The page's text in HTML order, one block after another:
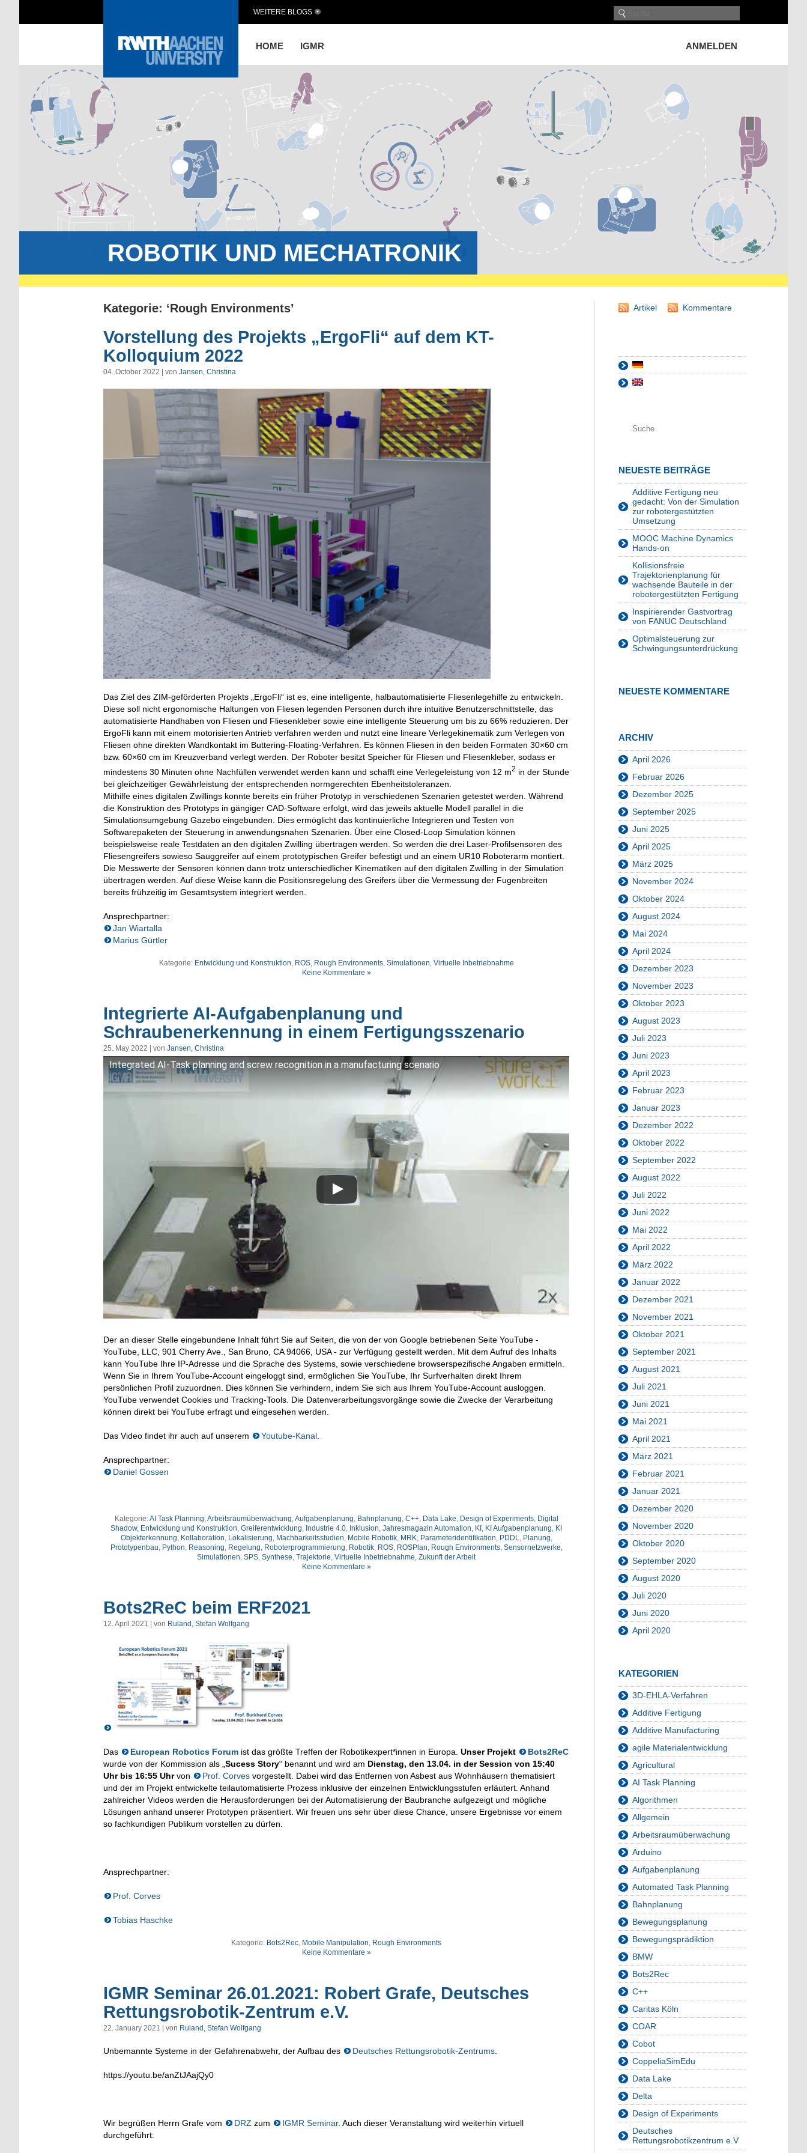
HOME IGMR ANMELDEN
WEITERE BLOGS
ROBOTIK UND MECHATRONIK
Kategorie: ‘Rough Environments’
Vorstellung des Projekts „ErgoFli“ auf dem KT-
Kolloquium 2022
04. October 2022 | von Jansen, Christina
Das Ziel des ZIM-geförderten Projekts „ErgoFli“ ist es, eine intelligente, halbautomatisierte Fliesenlegehilfe zu entwickeln.
Diese soll nicht ergonomische Haltungen von Fliesen legenden Personen durch ihre intuitive Benutzerschnittstelle, das
automatisierte Handhaben von Fliesen und Fliesenkleber sowie eine intelligente Steuerung um bis zu 66% reduzieren. Der
ErgoFli kann mit einem motorisierten Antrieb verfahren werden und nutzt eine lineare Verlegekinematik zum Verlegen von
Fliesen ohne direkten Wandkontakt im Buttering-Floating-Verfahren. Es können Fliesen in den beiden Formaten 30×60 cm
bzw. 60×60 cm im Kreuzverband verlegt werden. Der Roboter besitzt Speicher für Fliesen und Fliesenkleber, sodass er
mindestens 30 Minuten ohne Nachfüllen verwendet werden kann und schafft eine Verlegeleistung von 12 m2 in der Stunde
bei gleichzeitiger Gewährleistung der entsprechenden normgerechten Ebenheitstoleranzen.
Mithilfe eines digitalen Zwillings konnte bereits ein früher Prototyp in verschiedenen Szenarien getestet werden. Während
die Konstruktion des Prototyps in gängiger CAD-Software erfolgt, wird das jeweils aktuelle Modell parallel in die
Simulationsumgebung Gazebo eingebunden. Dies ermöglicht das kontinuierliche Integrieren und Testen von
Softwarepaketen der Steuerung in anwendungsnahen Szenarien. Über eine Closed-Loop Simulation können
beispielsweise reale Testdaten an den digitalen Zwilling übertragen werden. So werden die drei Laser-Profilsensoren des
Fliesengreifers sowieso Sauggreifer auf einem prototypischen Greifer befestigt und an einem UR10 Roboterarm montiert.
Die Messwerte der Sensoren können dann trotz unterschiedlicher Kinematiken auf den digitalen Zwilling in der Simulation
übertragen werden. Auf diese Weise kann die Positionsregelung des Greifers über die Vermessung der Fugenbreiten
bereits frühzeitig im Gesamtsystem integriert werden.
Ansprechpartner:
Jan Wiartalla
Marius Gürtler
Kategorie: Entwicklung und Konstruktion, ROS, Rough Environments, Simulationen, Virtuelle Inbetriebnahme
Keine Kommentare »
Integrierte AI-Aufgabenplanung und
Schraubenerkennung in einem Fertigungsszenario
25. May 2022 | von Jansen, Christina
Integrated AI-Task planning and screw recognition in a manufacturing scenario
Der an dieser Stelle eingebundene Inhalt führt Sie auf Seiten, die von der von Google betriebenen Seite YouTube -
YouTube, LLC, 901 Cherry Ave., San Bruno, CA 94066, USA - zur Verfügung gestellt werden. Mit dem Aufruf des Inhalts
kann YouTube Ihre IP-Adresse und die Sprache des Systems, sowie verschiedene browserspezifische Angaben ermitteln.
Wenn Sie in Ihrem YouTube-Account eingeloggt sind, ermöglichen Sie YouTube, Ihr Surfverhalten direkt Ihrem
persönlichen Profil zuzuordnen. Dies können Sie verhindern, indem Sie sich aus Ihrem YouTube-Account ausloggen.
YouTube verwendet Cookies und Tracking-Tools. Die Datenverarbeitungsvorgänge sowie die Zwecke der Verarbeitung
können direkt bei YouTube erfragt und eingesehen werden.
Das Video findet ihr auch auf unserem Youtube-Kanal
Ansprechpartner:
Daniel Gossen
Kategorie:AI Task Planning Arbeitsraumüberwachung Aufgabenplanung Bahnplanung C++, Data Lake Design of Experiments, Digital
Shadow, Entwicklung und Konstruktion Greiferentwicklung Industrie 4.0 Inklusion Jahresmagazin Automation KI KI Aufgabenplanung KI
Objekterkennung Kollaboration Lokalisierung Machbarkeitsstudien Mobile Robotik, MRK Parameteridentifikation PDDL Planung
Prototypenbau Python Reasoning Regelung Roboterprogrammierung Robotik, ROS, ROSPlan Rough Environments, Sensornetzwerke
Simulationen SPS Synthese Trajektorie Virtuelle Inbetriebnahme Zukunft der Arbeit
Keine Kommentare »
Bots2ReC beim ERF2021
12. April 2021 | von Ruland, Stefan Wolfgang
Das European Robotics Forum ist das größte Treffen der Robotikexpert*innen in Europa. Unser Projekt
Bots2ReC
wurde von der Kommission als „ Sucess Story“ benannt und wird am Dienstag, den 13.04. in der Session von 15:40
Uhr bis 16:55 Uhrvon Prof. Corves vorgestellt. Dabei wird das Entfernen von Asbest aus Wohnhäusern thematisiert
und der im Projekt entwickelte teilautomatisierte Prozess inklusive der einzelnen Entwicklungsstufen erläutert. Anhand
zahlreicher Videos werden die Herausforderungen bei der Automatisierung der Baubranche aufgezeigt und mögliche
Lösungen anhand unserer Prototypen präsentiert. Wir freuen uns sehr über diese Chance, unsere Ergebnisse vor einem
so fachkundigen Publikum vorstellen zu dürfen.
Ansprechpartner:
Prof. Corves
Tobias Haschke
Kategorie: Bots2Rec, Mobile Manipulation, Rough Environments
Keine Kommentare »
IGMR Seminar 26.01.2021: Robert Grafe, Deutsches
Rettungsrobotik-Zentrum e.V.
22. January 2021 | von Ruland, Stefan Wolfgang
Unbemannte Systeme in der Gefahrenabwehr, der Aufbau des Deutsches Rettungsrobotik-Zentrums.
https://youtu.be/anZtJAajQy0
Wir begrüßen Herrn Grafe vom DRZ zum IGMR Seminar. Auch dieser Veranstaltung wird weiterhin virtuell
durchgeführt:
Artikel Kommentare
NEUESTE BEITRÄGE
Additive Fertigung neu
gedacht: Von der Simulation
zur robotergestützten
Umsetzung
MOOC Machine Dynamics
Hands-on
Kollisionsfreie
Trajektorienplanung für
wachsende Bauteile in der
robotergestützten Fertigung
Inspirierender Gastvortrag
von FANUC Deutschland
Optimalsteuerung zur
Schwingungsunterdrückung
NEUESTE KOMMENTARE
ARCHIV
April 2026
Februar 2026
Dezember 2025
September 2025
Juni 2025
April 2025
März 2025
November 2024
Oktober 2024
August 2024
Mai 2024
April 2024
Dezember 2023
November 2023
Oktober 2023
August 2023
Juli 2023
Juni 2023
April 2023
Februar 2023
Januar 2023
Dezember 2022
Oktober 2022
September 2022
August 2022
Juli 2022
Juni 2022
Mai 2022
April 2022
März 2022
Januar 2022
Dezember 2021
November 2021
Oktober 2021
September 2021
August 2021
Juli 2021
Juni 2021
Mai 2021
April 2021
März 2021
Februar 2021
Januar 2021
Dezember 2020
November 2020
Oktober 2020
September 2020
August 2020
Juli 2020
Juni 2020
April 2020
KATEGORIEN
3D-EHLA-Verfahren
Additive Fertigung
Additive Manufacturing
agile Materialentwicklung
Agricultural
AI Task Planning
Algorithmen
Allgemein
Arbeitsraumüberwachung
Arduino
Aufgabenplanung
Automated Task Planning
Bahnplanung
Bewegungsplanung
Bewegungsprädiktion
BMW
Bots2Rec
C++
Caritas Köln
COAR
Cobot
CoppeliaSimEdu
Data Lake
Delta
Design of Experiments
Deutsches
Rettungsrobotikzentrum e.V